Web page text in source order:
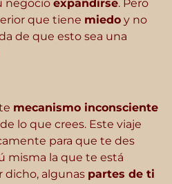
negocio expandirse. Pero
que tiene miedo y no
de que esto sea una
mecanismo inconsciente
lo que crees. Este viaje
para que te des
misma la que te está
dicho, algunas partes de ti